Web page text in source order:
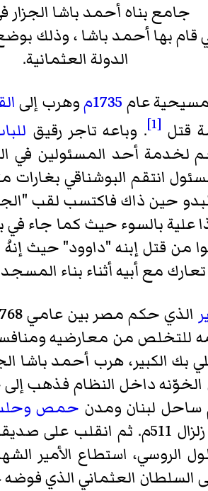
جامع بناه أحمد باشا الجزار
بها أحمد باشا ، وذلك بوضع
الدولة العثمانية.
عام 1735م وهرب إلى
قتل [1] . وباعه تاجر رقيق
لخدمة أحد المسئولين في
انتقم البوشناقي بغارات
للبدو حين ذاك فاكتسب لقب
علية بالسوء حيث كما جاء في
من قتل إبنه "داوود" حيث
مع أبيه أثناء بناء
للتخلص من معارضيه
بك الكبير، هرب أحمد باشا
داخل النظام فذهب
ساحل لبنان ومدن حمص
الأمير
استطاع الأمير
السلطان العثماني الذي